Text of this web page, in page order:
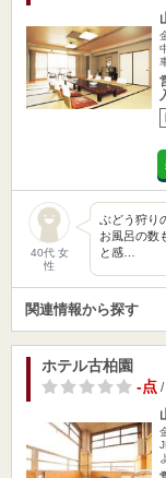
40代 女
性
ぶどう狩り
お風呂の数
と感…
関連情報から探す
ホテル古柏園
-点/